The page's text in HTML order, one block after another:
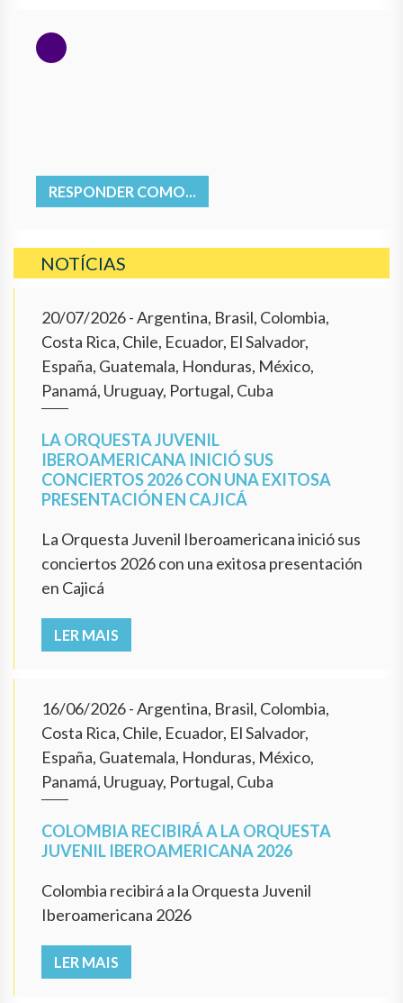
RESPONDER COMO...
NOTÍCIAS
20/07/2026- Argentina, Brasil, Colombia,
Costa Rica, Chile, Ecuador, El Salvador,
España, Guatemala, Honduras, México,
Panamá, Uruguay, Portugal, Cuba
LA ORQUESTA JUVENIL
IBEROAMERICANA INICIÓ SUS
CONCIERTOS 2026 CON UNA EXITOSA
PRESENTACIÓN EN CAJICÁ
La Orquesta Juvenil Iberoamericana inició sus
conciertos 2026 con una exitosa presentación
en Cajicá
LER MAIS
16/06/2026- Argentina, Brasil, Colombia,
Costa Rica, Chile, Ecuador, El Salvador,
España, Guatemala, Honduras, México,
Panamá, Uruguay, Portugal, Cuba
COLOMBIA RECIBIRÁ A LA ORQUESTA
JUVENIL IBEROAMERICANA 2026
Colombia recibirá a la Orquesta Juvenil
Iberoamericana 2026
LER MAIS